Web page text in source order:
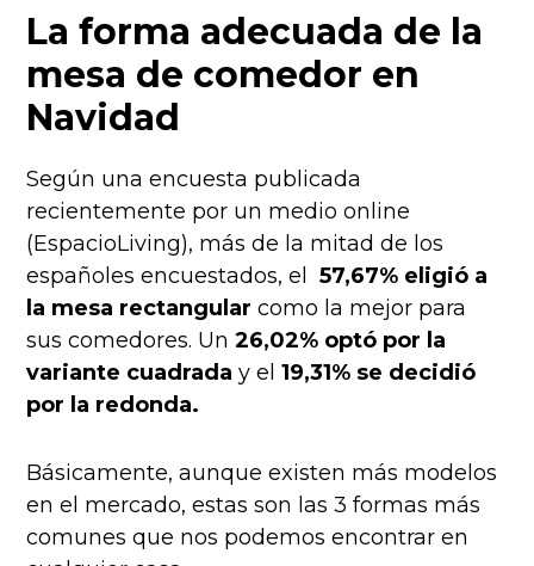
La forma adecuada de la
mesa de comedor en
Navidad
Según una encuesta publicada
recientemente por un medio online
(EspacioLiving), más de la mitad de los
españoles encuestados, el
57,67% eligió a
la mesa rectangularcomo la mejor para
sus comedores. Un26,02% optó por la
variante cuadrada y el19,31% se decidió
por la redonda.
Básicamente, aunque existen más modelos
en el mercado, estas son las 3 formas más
comunes que nos podemos encontrar en